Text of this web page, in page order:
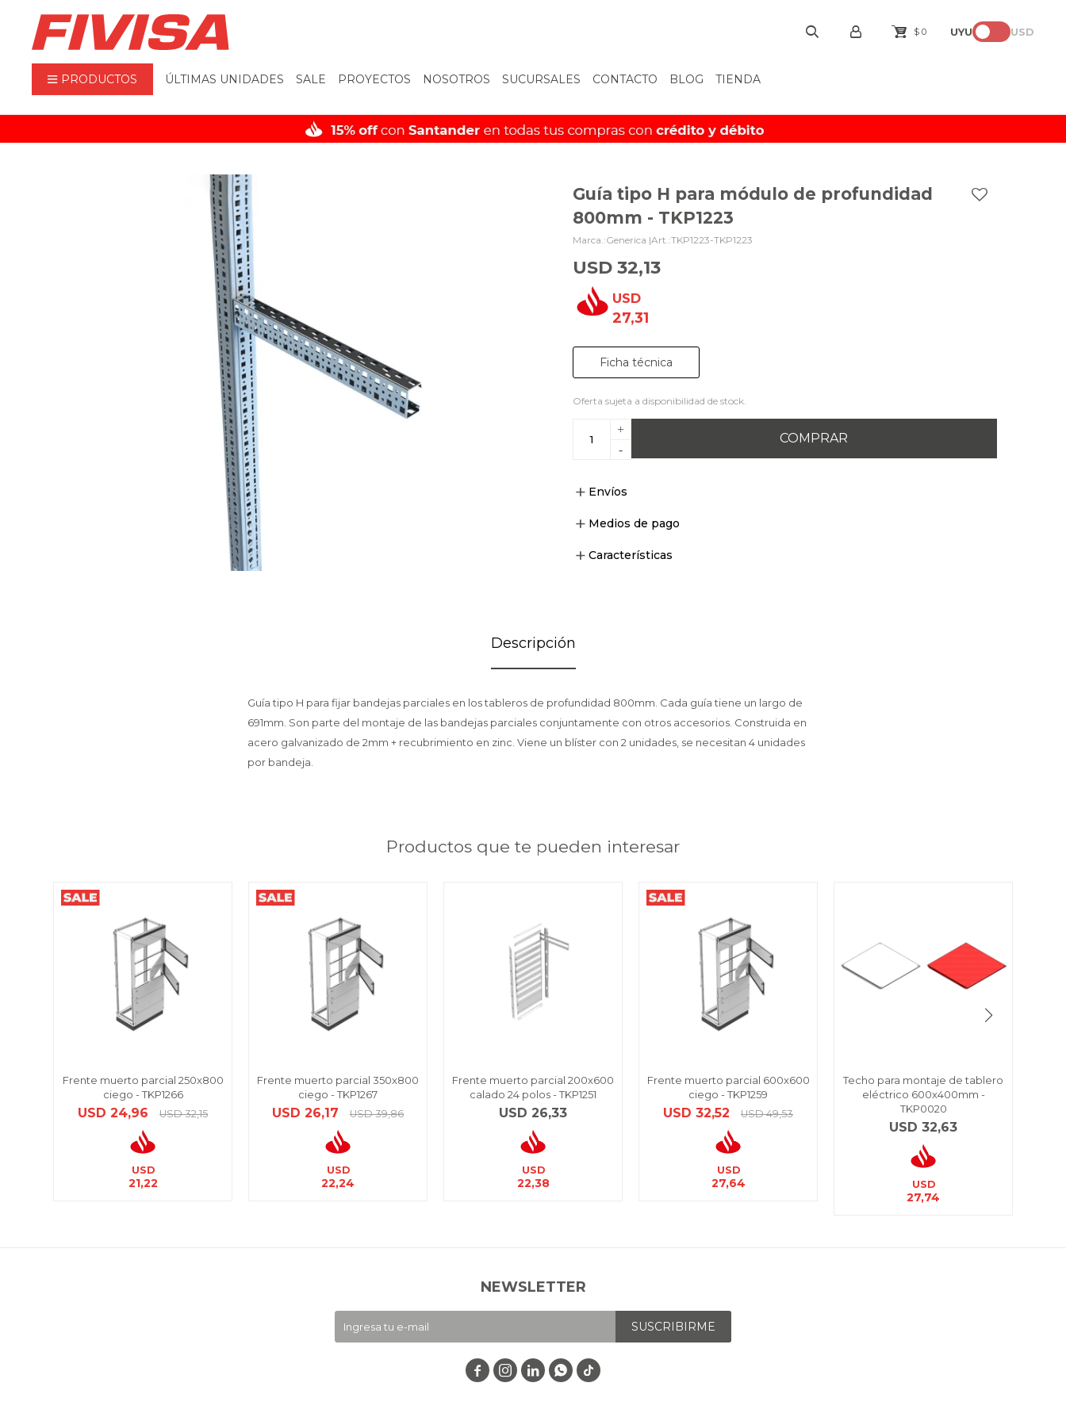
PRODUCTOS ÚLTIMAS UNIDADES SALE PROYECTOS NOSOTROS SUCURSALES CONTACTO BLOG TIENDA
$ 0 UYU USD
Guía tipo H para módulo de profundidad
800mm - TKP1223
Generica | TKP1223-TKP1223
USD 32,13
USD
27,31
Ficha técnica
Oferta sujeta a disponibilidad de stock.
+
-
COMPRAR
Envíos
Medios de pago
Características
Descripción
Guía tipo H para fijar bandejas parciales en los tableros de profundidad 800mm. Cada guía tiene un largo de
691mm. Son parte del montaje de las bandejas parciales conjuntamente con otros accesorios. Construida en
acero galvanizado de 2mm + recubrimiento en zinc. Viene un blíster con 2 unidades, se necesitan 4 unidades
por bandeja.
Productos que te pueden interesar
Frente muerto parcial 250x800
ciego - TKP1266
USD 24,96 USD 32,15
USD
21,22
Frente muerto parcial 350x800
ciego - TKP1267
USD 26,17 USD 39,86
USD
22,24
Frente muerto parcial 200x600
calado 24 polos - TKP1251
USD 26,33
USD
22,38
Frente muerto parcial 600x600
ciego - TKP1259
USD 32,52 USD 49,53
USD
27,64
Techo para montaje de tablero
eléctrico 600x400mm -
TKP0020
USD 32,63
USD
27,74
NEWSLETTER
SUSCRIBIRME
   